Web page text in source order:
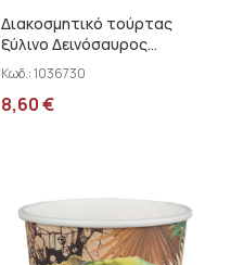
Διακοσμητικό τούρτας
ξύλινο Δεινόσαυρος
24x12cm Santex 000753999
Κωδ.:1036730
8,60€